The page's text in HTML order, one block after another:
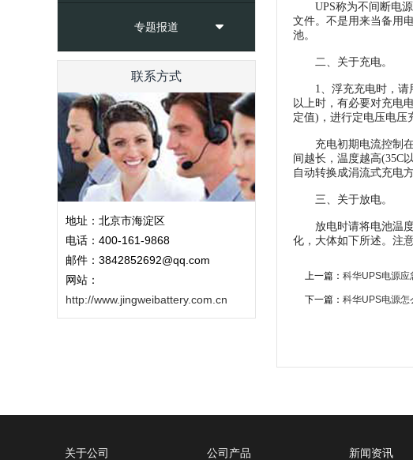
专题报道
联系方式
地址：北京市海淀区
电话：400-161-9868
邮件：3842852692@qq.com
网站：
http://www.jingweibattery.com.cn
UPS称为不间断电源
文件。不是用来当备用
池。
二、关于充电。
1、浮充充电时，请用
以上时，有必要对充电
定值)，进行定电压电压
充电初期电流控制在
间越长，温度越高(35C
自动转换成涓流式充电
三、关于放电。
放电时请将电池温度
化，大体如下所述。注
上一篇： 科华UPS电源应
下一篇： 科华UPS电源怎
关于公司 公司产品 新闻资讯